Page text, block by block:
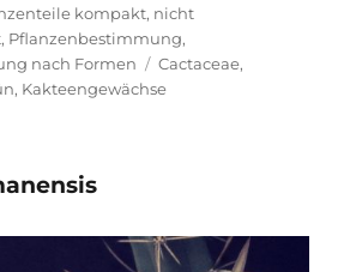
kompakt, nicht
, Pflanzenbestimmung,
nach Formen
Schlagwörter
Cactaceae,
, Kakteengewächse